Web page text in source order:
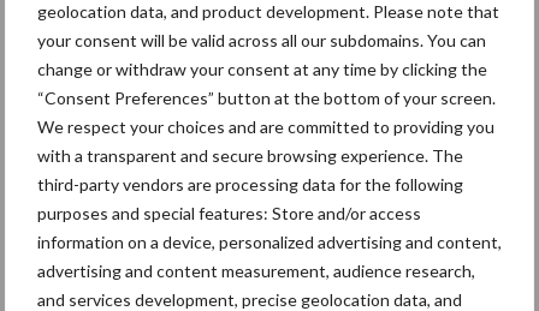
geolocation data, and product development. Please note that
your consent will be valid across all our subdomains. You can
change or withdraw your consent at any time by clicking the
“Consent Preferences” button at the bottom of your screen.
We respect your choices and are committed to providing you
with a transparent and secure browsing experience. The
third-party vendors are processing data for the following
purposes and special features: Store and/or access
information on a device, personalized advertising and content,
advertising and content measurement, audience research,
and services development, precise geolocation data, and
Primaire
Sidebar
Recent nieuws Partner nieuws
“Vraag naar praktische
hygieneoplossingen is in Polen
groter dan ooit”
5 aug
Eliminatieprotocol voor
Mycoplasma hyopneumoniae